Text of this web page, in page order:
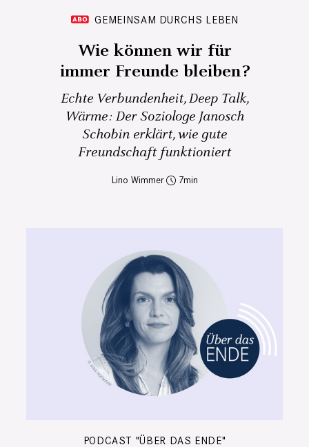
GEMEINSAM DURCHS LEBEN
Wie können wir für
immer Freunde bleiben?
Echte Verbundenheit, Deep Talk,
Wärme: Der Soziologe Janosch
Schobin erklärt, wie gute
Freundschaft funktioniert
Lino Wimmer 7
PODCAST "ÜBER DAS ENDE"